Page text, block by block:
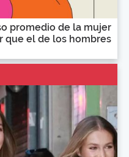
promedio de la mujer
que el de los hombres